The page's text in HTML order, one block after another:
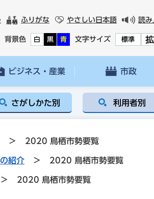
ふりがな やさしい日本語 読み
背景色 白 黒 青 文字サイズ 標準
ビジネス・産業 市政
さがしかた別 利用者別
> 2020 鳥栖市勢要覧
紹介 > 2020 鳥栖市勢要覧
> 2020 鳥栖市勢要覧